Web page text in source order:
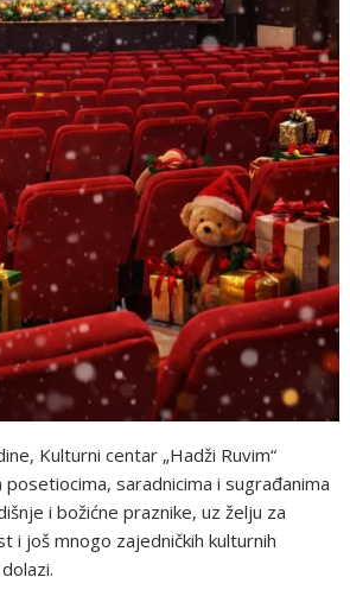
Kulturni centar „Hadži Ruvim“
saradnicima i sugrađanima
i božićne praznike, uz želju za
i još mnogo zajedničkih kulturnih